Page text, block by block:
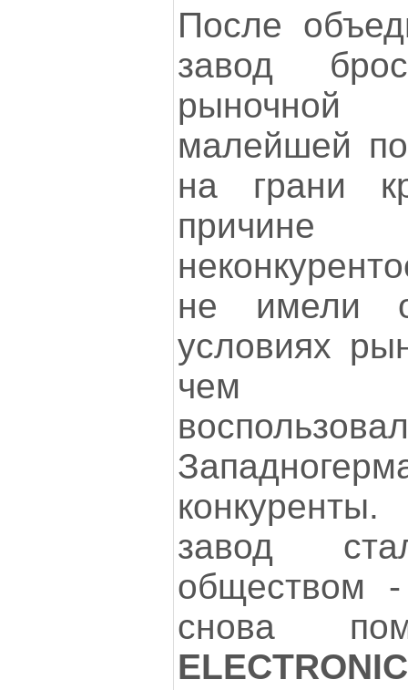
После
завод
рыночной
малейшей
на грани
причине
не имели
условиях
чем
завод
обществом
снова